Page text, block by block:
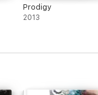
Prodigy
2013